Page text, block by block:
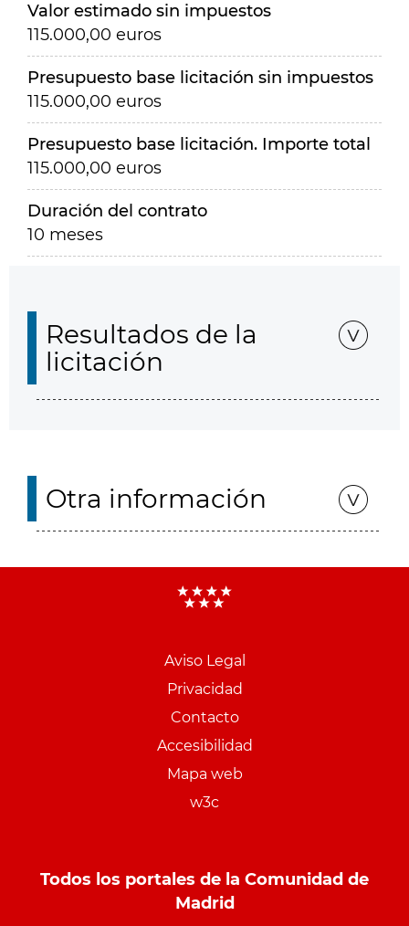
Valor estimado sin impuestos
115.000,00 euros
Presupuesto base licitación sin impuestos
115.000,00 euros
Presupuesto base licitación. Importe total
115.000,00 euros
Duración del contrato
10 meses
Resultados de la
licitación
Otra información
Aviso Legal
Privacidad
Contacto
Accesibilidad
Mapa web
w3c
Todos los portales de la Comunidad de
Madrid